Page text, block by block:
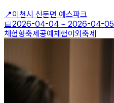
📍이천시 신둔면 예스파크
📅2026-04-04 ~ 2026-04-05
체험형축제공예체험야외축제